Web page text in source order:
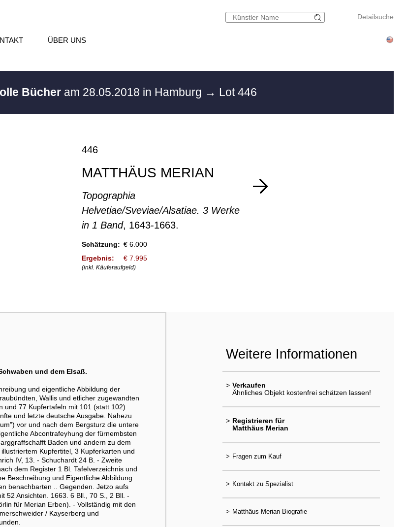
Detailsuche
ÜBER UNS
Bücheram 28.05.2018 in Hamburg → Lot 446
446
MATTHÄUS MERIAN
Topographia
Helvetiae/Sveviae/Alsatiae. 3 Werke
in 1 Band, 1643-1663.
Schätzung: € 6.000
Ergebnis:
€ 7.995
(inkl. Käuferaufgeld)
und dem Elsaß.
und eigentliche Abbildung der
Wallis und etlicher zugewandten
und 77 Kupfertafeln mit 101 (statt 102)
und letzte deutsche Ausgabe. Nahezu
vor und nach dem Bergsturz die untere
Abcontrafeyhung der fürnembsten
Baden und andern zu dem
Kupfertitel, 3 Kupferkarten und
IV, 13. - Schuchardt 24 B. - Zweite
dem Register 1 Bl. Tafelverzeichnis und
Beschreibung und Eigentliche Abbildung
benachbarten .. Gegenden. Jetzo aufs
52 Ansichten. 1663. 6 Bll., 70 S., 2 Bll. -
für Merian Erben). - Vollständig mit den
/ Kayserberg und
Weitere Informationen
> Verkaufen
Ähnliches Objekt kostenfrei schätzen lassen!
> Registrieren für
Matthäus Merian
> Fragen zum Kauf
> Kontakt zu Spezialist
> Matthäus Merian Biografie